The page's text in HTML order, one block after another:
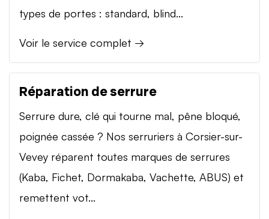
types de portes : standard, blind...
Voir le service complet →
Réparation de serrure
Serrure dure, clé qui tourne mal, pêne bloqué,
poignée cassée ? Nos serruriers à Corsier-sur-
Vevey réparent toutes marques de serrures
(Kaba, Fichet, Dormakaba, Vachette, ABUS) et
remettent vot...